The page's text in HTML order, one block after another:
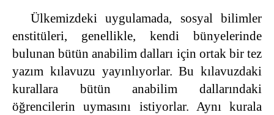
Ülkemizdeki uygulamada, sosyal bilimler
enstitüleri, genellikle, kendi bünyelerinde
bulunan bütün anabilim dalları için ortak bir tez
yazım kılavuzu yayınlıyorlar. Bu kılavuzdaki
kurallara bütün anabilim dallarındaki
öğrencilerin uymasını istiyorlar. Aynı kurala